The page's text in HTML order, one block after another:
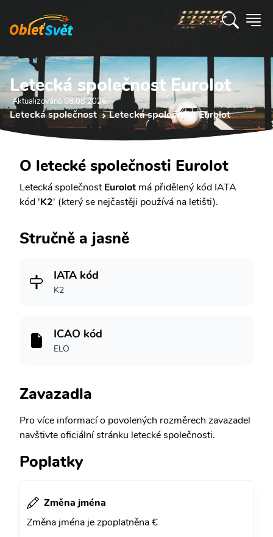
Letecká společnost Eurolot
Aktualizováno 08.08 2026
Letecká společnost Letecká společnost Eurolot
O letecké společnosti Eurolot
Letecká společnostEurolot má přidělený kód IATA
kód 'K2' (který se nejčastěji používá na letišti).
Stručně a jasně
IATA kód
K2
ICAO kód
ELO
Zavazadla
Pro více informací o povolených rozměrech zavazadel
navštivte oficiální stránku letecké společnosti.
Poplatky
Změna jména
Změna jména je zpoplatněna €